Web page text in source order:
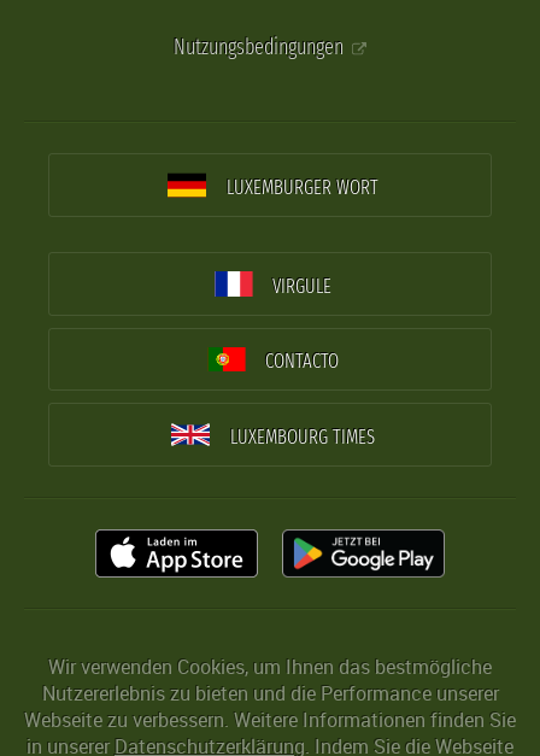
Nutzungsbedingungen
LUXEMBURGER WORT
VIRGULE
CONTACTO
LUXEMBOURG TIMES
Wir verwenden Cookies, um Ihnen das bestmögliche
Nutzererlebnis zu bieten und die Performance unserer
Webseite zu verbessern. Weitere Informationen finden Sie
in unserer Datenschutzerklärung. Indem Sie die Webseite